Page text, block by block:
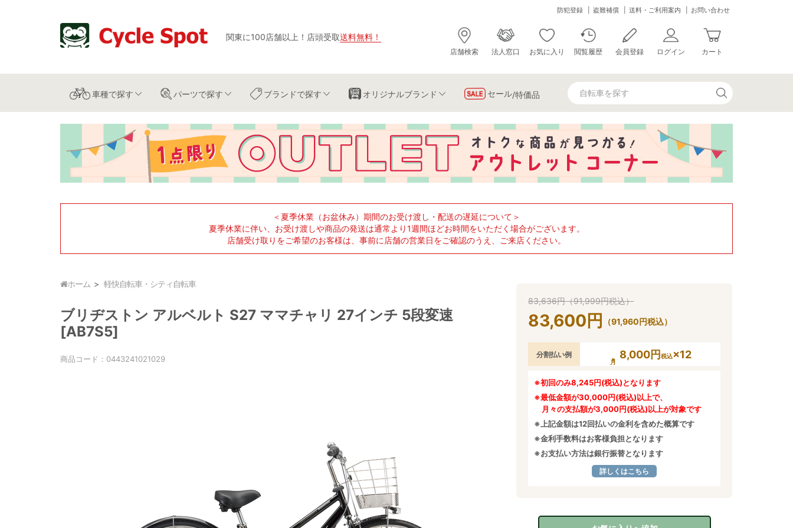
関東に100店舗以上 ！ 店頭受取送料無料 ！
防犯登録 盗難補償 送料・ご利用案内 お問い合わせ
店舗検索 法人窓口 お気に入り 閲覧履歴 会員登録 ログイン カート
車種で探す パーツで探す ブランドで探す オリジナルブランド セール/特価品
＜夏季休業（お盆休み）期間のお受け渡し・配送の遅延について＞
夏季休業に伴い、お受け渡しや商品の発送は通常より1週間ほどお時間をいただく場合がございます。
店舗受け取りをご希望のお客様は、事前に店舗の営業日をご確認のうえ、ご来店ください。
ホーム 軽快自転車・シティ自転車
ブリヂストン アルベルト S27 ママチャリ 27インチ 5段変速
[AB7S5]
商品コード： 0443241021029
83,636円（91,999円税込）
83,600 円 （91,960円税込）
分割払い例 8,000円税込×12
※初回のみ8,245円(税込)となります
※最低金額が30,000円(税込)以上で、
月々の支払額が3,000円(税込)以上が対象です
※上記金額は12回払いの金利を含めた概算です
※金利手数料はお客様負担となります
※お支払い方法は銀行振替となります
詳しくはこちら